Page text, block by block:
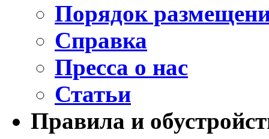
Порядок
Справка
Пресса о нас
Статьи
Правила и